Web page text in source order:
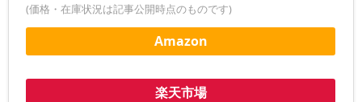
(価格・在庫状況は記事公開時点のものです)
Amazon
楽天市場